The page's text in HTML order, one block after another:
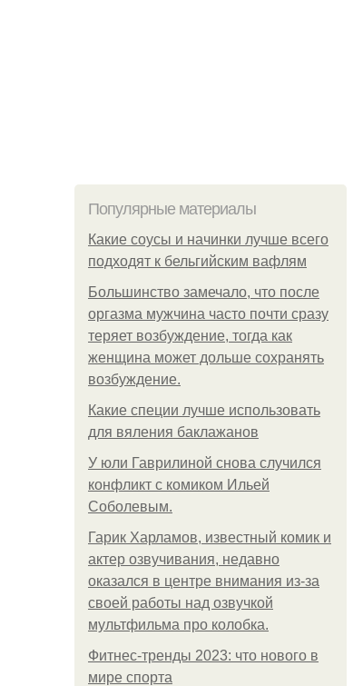
Популярные материалы
Какие соусы и начинки лучше всего
подходят к бельгийским вафлям
Большинство замечало, что после
оргазма мужчина часто почти сразу
теряет возбуждение, тогда как
женщина может дольше сохранять
возбуждение.
Какие специи лучше использовать
для вяления баклажанов
У юли Гаврилиной снова случился
конфликт с комиком Ильей
Соболевым.
Гарик Харламов, известный комик и
актер озвучивания, недавно
оказался в центре внимания из-за
своей работы над озвучкой
мультфильма про колобка.
Фитнес-тренды 2023: что нового в
мире спорта